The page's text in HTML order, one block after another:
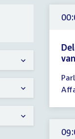
-
uur